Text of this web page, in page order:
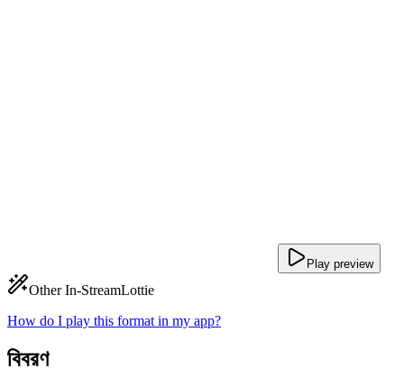
Play preview
Other In-StreamLottie
How do I play this format in my app?
বিবরণ